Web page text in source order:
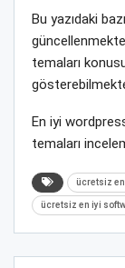
Bu yazıdaki
temaları
En iyi
temaları
ücretsiz
ücretsiz en iyi